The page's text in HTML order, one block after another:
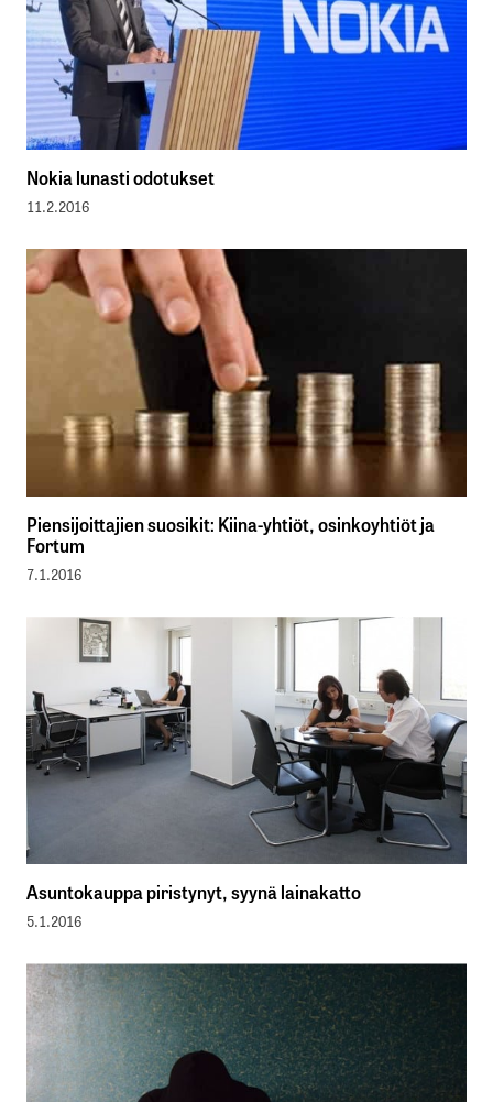
Nokia lunasti odotukset
11.2.2016
Piensijoittajien suosikit: Kiina-yhtiöt, osinkoyhtiöt ja
Fortum
7.1.2016
Asuntokauppa piristynyt, syynä lainakatto
5.1.2016